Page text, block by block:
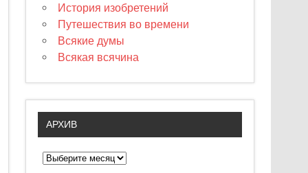
История изобретений
Путешествия во времени
Всякие думы
Всякая всячина
АРХИВ
А
р